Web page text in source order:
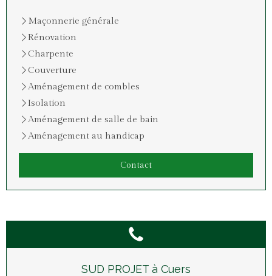
Maçonnerie générale
Rénovation
Charpente
Couverture
Aménagement de combles
Isolation
Aménagement de salle de bain
Aménagement au handicap
Contact
SUD PROJET à Cuers